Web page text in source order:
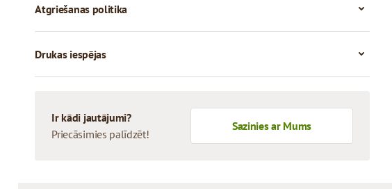
Atgriešanas politika
Drukas iespējas
Ir kādi jautājumi?
Priecāsimies palīdzēt!
Sazinies ar Mums